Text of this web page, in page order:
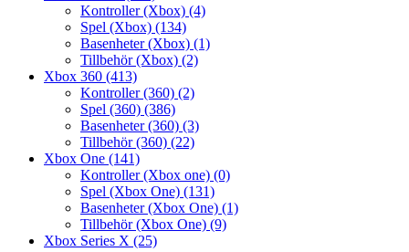
Kontroller (Xbox) (4)
Spel (Xbox) (134)
Basenheter (Xbox) (1)
Tillbehör (Xbox) (2)
Xbox 360 (413)
Kontroller (360) (2)
Spel (360) (386)
Basenheter (360) (3)
Tillbehör (360) (22)
Xbox One (141)
Kontroller (Xbox one) (0)
Spel (Xbox One) (131)
Basenheter (Xbox One) (1)
Tillbehör (Xbox One) (9)
Xbox Series X (25)